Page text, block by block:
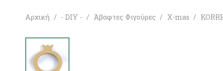
Αρχική / - DIY - / Άβαφτες Φιγούρες / X-mas /